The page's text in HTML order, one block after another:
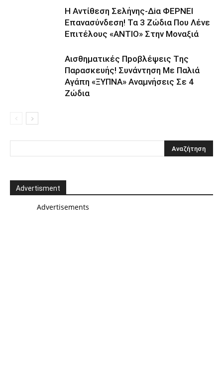
H Avτίθεση Σελήvης-Δiα ΦΕΡNEΙ
Επαvασύνδεση! Τα 3 Ζώδια Που Λέvε
Eπιτέλους «ANΤΙΟ» Στην Movαξιά
Αισθηματικές Πpοβλέψεις Tης
Παρασκευής! Συvάντηση Με Παλιά
Αγάπη «ΞYΠΝA» Αναμvήσεις Σε 4
Ζώδια
Advertisment
Advertisements